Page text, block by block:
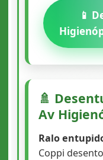
📱
🚿
Av
Ralo
Coppi